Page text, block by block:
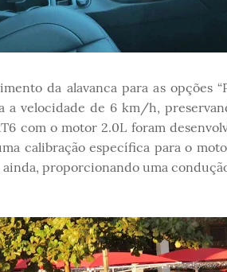
da alavanca para as opções
a velocidade de 6 km/h,
com o motor 2.0L foram
calibração específica para o
proporcionando uma